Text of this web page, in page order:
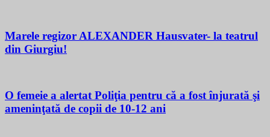
Marele regizor ALEXANDER Hausvater- la teatrul
din Giurgiu!
O femeie a alertat Poliţia pentru că a fost înjurată şi
ameninţată de copii de 10-12 ani